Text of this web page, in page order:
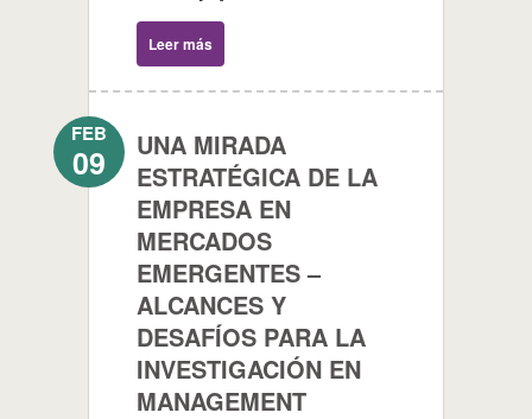
Leer más
FEB
09
UNA MIRADA
ESTRATÉGICA DE LA
EMPRESA EN
MERCADOS
EMERGENTES –
ALCANCES Y
DESAFÍOS PARA LA
INVESTIGACIÓN EN
MANAGEMENT